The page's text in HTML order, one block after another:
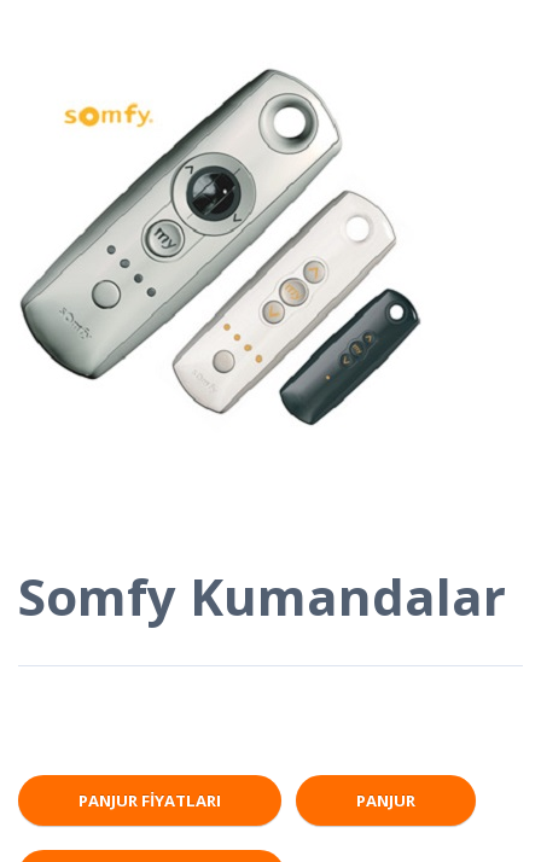
Somfy Kumandalar
PANJUR FIYATLARI PANJUR